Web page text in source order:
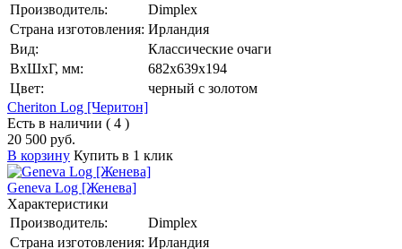
Производитель:
Dimplex
Страна изготовления: Ирландия
Вид:
Классические очаги
ВхШхГ, мм:
682х639х194
Цвет:
черный с золотом
Cheriton Log [Черитон]
Есть в наличии ( 4 )
20 500 руб.
В корзину Купить в 1 клик
Geneva Log [Женева]
Характеристики
Производитель:
Dimplex
Страна изготовления: Ирландия